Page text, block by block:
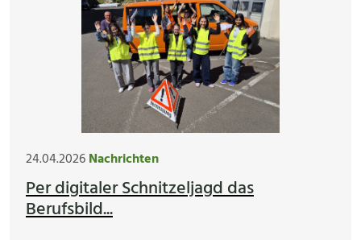
24.04.2026Nachrichten
Per digitaler Schnitzeljagd das
Berufsbild...